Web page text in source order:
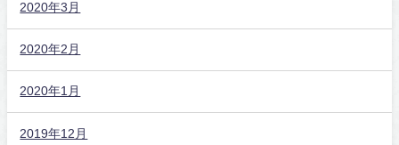
2020年3月
2020年2月
2020年1月
2019年12月